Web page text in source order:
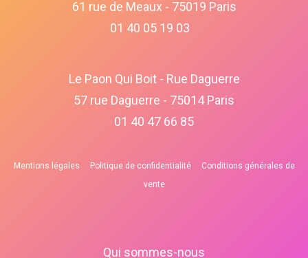
61 rue de Meaux - 75019 Paris
01 40 05 19 03
Le Paon Qui Boit - Rue Daguerre
57 rue Daguerre - 75014 Paris
01 40 47 66 85
Mentions légales Politique de confidentialité
Conditions générales de
vente
Qui sommes-nous